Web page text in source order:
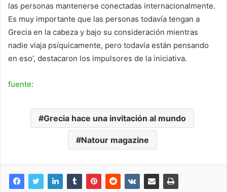
las personas mantenerse conectadas internacionalmente.
Es muy importante que las personas todavía tengan a
Grecia en la cabeza y bajo su consideración mientras
nadie viaja psíquicamente, pero todavía están pensando
en eso’, destacaron los impulsores de la iniciativa.
fuente:
Grecia hace una invitación al mundo
Natour magazine